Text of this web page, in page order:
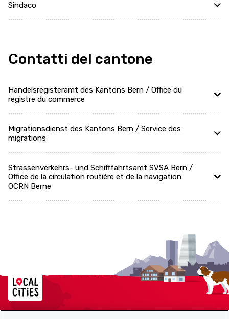
Sindaco
Contatti del cantone
Handelsregisteramt des Kantons Bern / Office du
registre du commerce
Migrationsdienst des Kantons Bern / Service des
migrations
Strassenverkehrs- und Schifffahrtsamt SVSA Bern /
Office de la circulation routière et de la navigation
OCRN Berne
Localcities